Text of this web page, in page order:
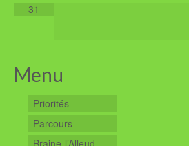
31
Menu
Priorités
Parcours
Braine-l’Alleud